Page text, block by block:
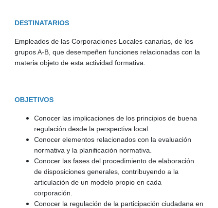
DESTINATARIOS
Empleados de las Corporaciones Locales canarias, de los
grupos A-B, que desempeñen funciones relacionadas con la
materia objeto de esta actividad formativa.
OBJETIVOS
Conocer las implicaciones de los principios de buena
regulación desde la perspectiva local.
Conocer elementos relacionados con la evaluación
normativa y la planificación normativa.
Conocer las fases del procedimiento de elaboración
de disposiciones generales, contribuyendo a la
articulación de un modelo propio en cada
corporación.
Conocer la regulación de la participación ciudadana en